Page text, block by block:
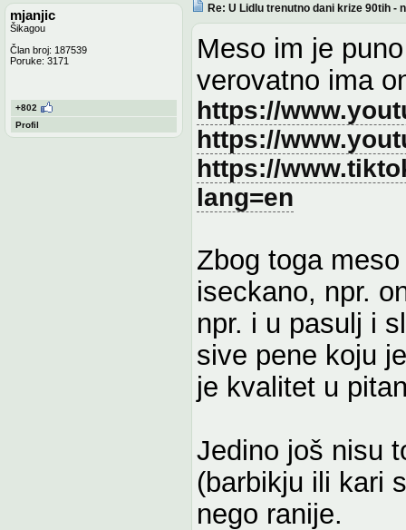
mjanjic
Šikagou
Član broj: 187539
Poruke: 3171
+802
Profil
Re: U Lidlu trenutno dani krize 90tih -
Meso im je
verovatno ima
https://
https://
https://
lang=en
Zbog toga
iseckano, npr.
npr. i u pasulj i
sive pene koju
je kvalitet u
Jedino još nisu
(barbikju ili kari
nego ranije.